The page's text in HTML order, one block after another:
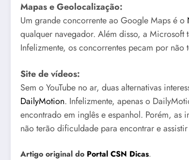
Mapas e Geolocalização:
Um grande concorrente ao Google Maps é o
qualquer navegador. Além disso, a Microsoft
Infelizmente, os concorrentes pecam por
Site de vídeos:
Sem o YouTube no ar, duas alternativas
DailyMotion. Infelizmente, apenas o
encontrado em inglês e espanhol. Porém, as
não terão dificuldade para encontrar e
Artigo original do Portal CSN Dicas.